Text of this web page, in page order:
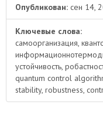
Опубликован: сен 14,
Ключевые слова:
самоорганизация,
устойчивость,
quantum control
stability, robustness,